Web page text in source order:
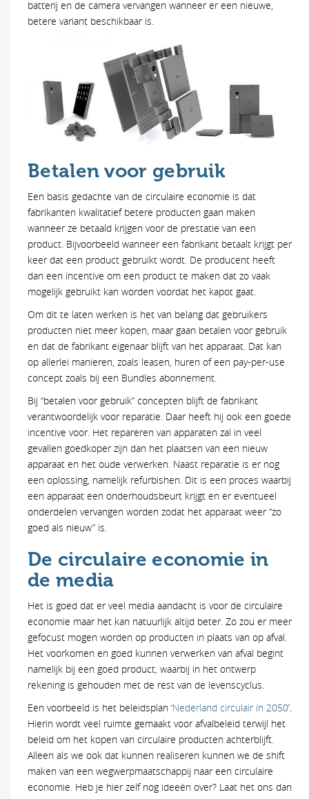
batterij en de camera vervangen wanneer er een nieuwe,
betere variant beschikbaar is.
Betalen voor gebruik
Een basis gedachte van de circulaire economie is dat
fabrikanten kwalitatief betere producten gaan maken
wanneer ze betaald krijgen voor de prestatie van een
product. Bijvoorbeeld wanneer een fabrikant betaalt krijgt per
keer dat een product gebruikt wordt. De producent heeft
dan een incentive om een product te maken dat zo vaak
mogelijk gebruikt kan worden voordat het kapot gaat.
Om dit te laten werken is het van belang dat gebruikers
producten niet meer kopen, maar gaan betalen voor gebruik
en dat de fabrikant eigenaar blijft van het apparaat. Dat kan
op allerlei manieren, zoals leasen, huren of een pay-per-use
concept zoals bij een Bundles abonnement.
Bij “betalen voor gebruik” concepten blijft de fabrikant
verantwoordelijk voor reparatie. Daar heeft hij ook een goede
incentive voor. Het repareren van apparaten zal in veel
gevallen goedkoper zijn dan het plaatsen van een nieuw
apparaat en het oude verwerken. Naast reparatie is er nog
een oplossing, namelijk refurbishen. Dit is een proces waarbij
een apparaat een onderhoudsbeurt krijgt en er eventueel
onderdelen vervangen worden zodat het apparaat weer “zo
goed als nieuw” is.
De circulaire economie in
de media
Het is goed dat er veel media aandacht is voor de circulaire
economie maar het kan natuurlijk altijd beter. Zo zou er meer
gefocust mogen worden op producten in plaats van op afval.
Het voorkomen en goed kunnen verwerken van afval begint
namelijk bij een goed product, waarbij in het ontwerp
rekening is gehouden met de rest van de levenscyclus.
Een voorbeeld is het beleidsplan ‘Nederland circulair in 2050’.
Hierin wordt veel ruimte gemaakt voor afvalbeleid terwijl het
beleid om het kopen van circulaire producten achterblijft.
Alleen als we ook dat kunnen realiseren kunnen we de shift
maken van een wegwerpmaatschappij naar een circulaire
economie. Heb je hier zelf nog ideeën over? Laat het ons dan